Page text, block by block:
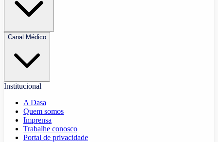
Canal Médico
Institucional
A Dasa
Quem somos
Imprensa
Trabalhe conosco
Portal de privacidade